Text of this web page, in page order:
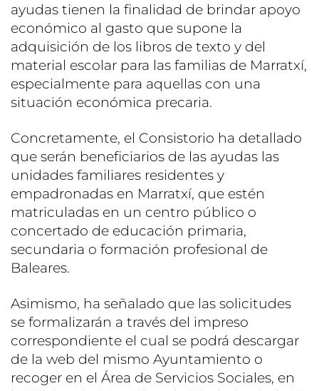
ayudas tienen la finalidad de brindar apoyo
económico al gasto que supone la
adquisición de los libros de texto y del
material escolar para las familias de Marratxí,
especialmente para aquellas con una
situación económica precaria.
Concretamente, el Consistorio ha detallado
que serán beneficiarios de las ayudas las
unidades familiares residentes y
empadronadas en Marratxí, que estén
matriculadas en un centro público o
concertado de educación primaria,
secundaria o formación profesional de
Baleares.
Asimismo, ha señalado que las solicitudes
se formalizarán a través del impreso
correspondiente el cual se podrá descargar
de la web del mismo Ayuntamiento o
recoger en el Área de Servicios Sociales, en